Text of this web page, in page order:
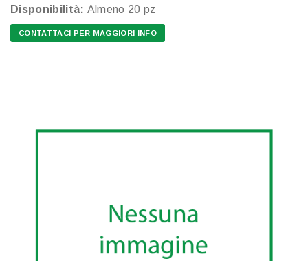
Disponibilità: Almeno 20 pz
CONTATTACI PER MAGGIORI INFO